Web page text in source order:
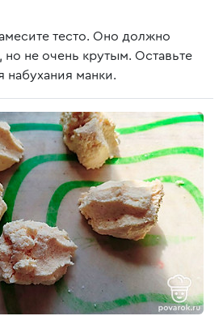
тесто. Оно должно
но не очень крутым. Оставьте
набухания манки.